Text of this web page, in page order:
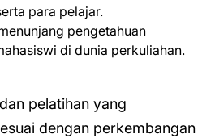
para pelajar.
pengetahuan
di dunia perkuliahan.
pelatihan yang
dengan perkembangan